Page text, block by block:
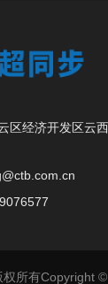
区经济开发区云
权所有Copyright